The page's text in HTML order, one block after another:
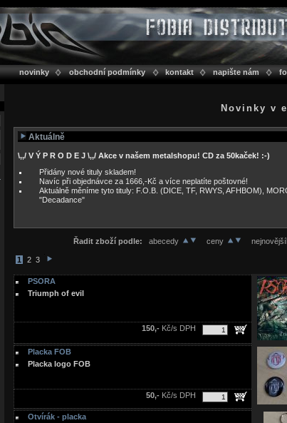
novinky obchodní podmínky kontakt napište nám
Novinky v
Aktuálně
\,,/ V Ý P R O D E J \,,/ Akce v našem metalshopu! CD za 50kaček! :-)
Přidány nové tituly skladem!
Navíc při objednávce za 1666,-Kč a více neplatíte poštovné!
Aktuálně měníme tyto tituly: F.O.B. (DICE, TF, RWYS, AFHBOM),
"Decadance"
Řadit zboží podle:abecedy ceny
1 2 3
PSORA
Triumph of evil
150,-Kč/s DPH
Placka FOB
Placka logo FOB
50,-Kč/s DPH
Otvírák - placka